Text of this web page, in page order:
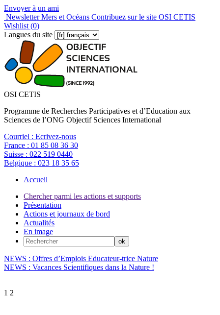
Envoyer à un ami
Newsletter Mers et Océans Contribuez sur le site OSI CETIS
Wishlist (0)
Langues du site
OSI CETIS
Programme de Recherches Participatives et d’Education aux
Sciences de l’ONG Objectif Sciences International
Courriel : Ecrivez-nous
France : 01 85 08 36 30
Suisse : 022 519 0440
Belgique : 023 18 35 65
Accueil
Chercher parmi les actions et supports
Présentation
Actions et journaux de bord
Actualités
En image
NEWS : Offres d’Emplois Educateur-trice Nature
NEWS : Vacances Scientifiques dans la Nature !
1 2